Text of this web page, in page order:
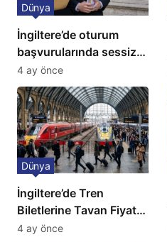
İngiltere’de oturum
başvurularında sessiz
kriz: Büyükelçilikten
açıklama!
Dünya
4 ay önce
İngiltere’de Tren
Biletlerine Tavan Fiyat:
Ulaşımda Yeni
Dünya
4 ay önce